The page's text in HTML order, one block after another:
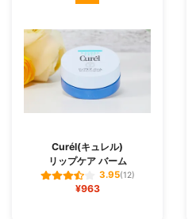
Curél(キュレル)
リップケア バーム
3.95(12)
¥963